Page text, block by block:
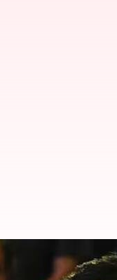
రోహిత్